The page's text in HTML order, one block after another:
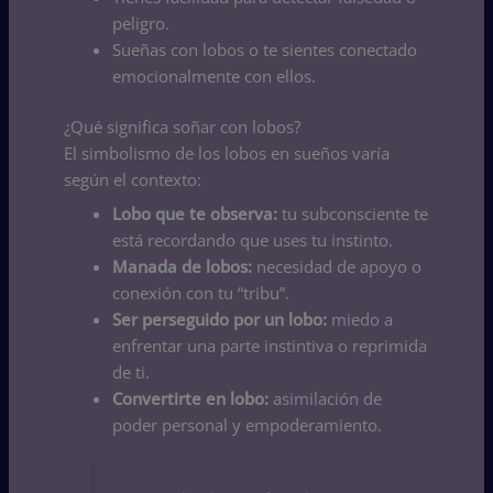
peligro.
Sueñas con lobos o te sientes conectado
emocionalmente con ellos.
¿Qué significa soñar con lobos?
El simbolismo de los lobos en sueños varía
según el contexto:
Lobo que te observa:tu subconsciente te
está recordando que uses tu instinto.
Manada de lobos:necesidad de apoyo o
conexión con tu “tribu”.
Ser perseguido por un lobo:miedo a
enfrentar una parte instintiva o reprimida
de ti.
Convertirte en lobo:asimilación de
poder personal y empoderamiento.